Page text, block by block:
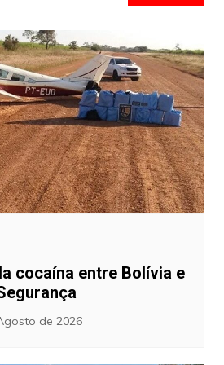
cocaína entre Bolívia e
de 2026